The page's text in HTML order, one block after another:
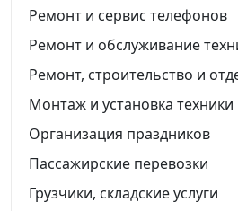
Ремонт и сервис телефонов
Ремонт и обслуживание
Ремонт, строительство и
Монтаж и установка техники
Организация праздников
Пассажирские перевозки
Грузчики, складские услуги